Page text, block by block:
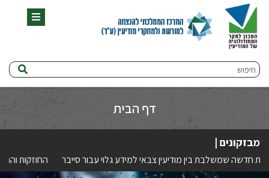
חיפוש
תפריט
דף הבית
מבזקונים |
יחידה צבאית חדשה שמשלבת בין מודיעין צבאי למידע גלוי עבור סייבר